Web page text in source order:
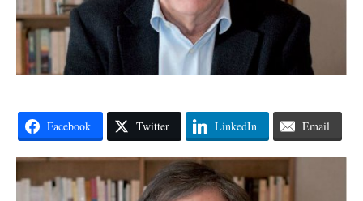
Facebook Twitter LinkedIn Email